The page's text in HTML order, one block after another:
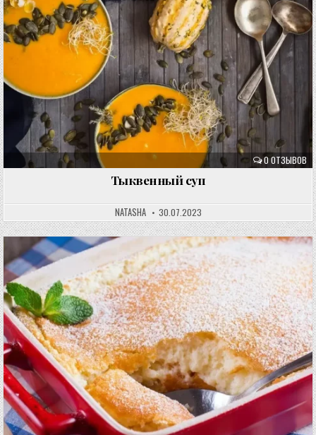
0 ОТЗЫВОВ
Тыквенный суп
NATASHA 30.07.2023